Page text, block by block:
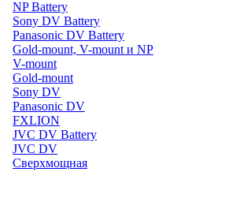
NP Battery
Sony DV Battery
Panasonic DV Battery
Gold-mount, V-mount и NP
V-mount
Gold-mount
Sony DV
Panasonic DV
FXLION
JVC DV Battery
JVC DV
Сверхмощная